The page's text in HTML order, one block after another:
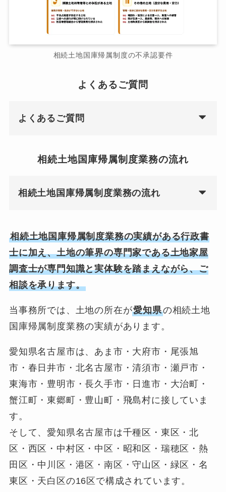
相続土地国庫帰属制度の不承認要件
よくあるご質問
よくあるご質問
相続土地国庫帰属制度業務の流れ
相続土地国庫帰属制度業務の流れ
相続土地国庫帰属制度業務の実績がある行政書
士に加え、土地の筆界の専門家である土地家屋
調査士が専門知識と実体験を踏まえながら、ご
相談を承ります。
当事務所では、土地の所在が愛知県の相続土地
国庫帰属制度業務の実績があります。
愛知県名古屋市は、あま市・大府市・尾張旭
市・春日井市・北名古屋市・清須市・瀬戸市・
東海市・豊明市・長久手市・日進市・大治町・
蟹江町・東郷町・豊山町・飛島村に接していま
す。
そして、愛知県名古屋市は千種区・東区・北
区・西区・中村区・中区・昭和区・瑞穂区・熱
田区・中川区・港区・南区・守山区・緑区・名
東区・天白区の16区で構成されています。